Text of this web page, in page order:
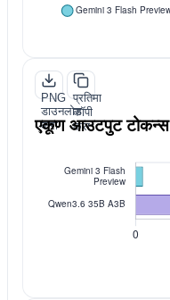
PNG
डाउनलोड
करा
प्रतिमा
कॉपी
करा
एकूण आउटपुट टोकन्स